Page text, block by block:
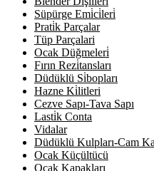
Süpürge Emi̇ci̇leri̇
Prati̇k Parçalar
Tüp Parçalari
Ocak Düğmeleri̇
Fırın Rezi̇tansları
Düdüklü Si̇bopları
Hazne Ki̇litleri
Cezve Sapı-Tava Sapı
Lasti̇k Conta
Vidalar
Düdüklü Kulpları-Cam
Ocak Küçültücü
Ocak Kapakları